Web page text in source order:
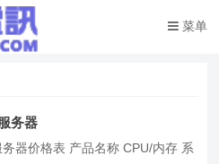
菜单
务器
器价格表 产品名称 CPU/内存 系